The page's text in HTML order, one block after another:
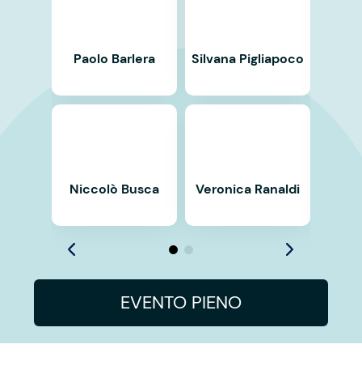
Paolo Barlera
Niccolò Busca
Silvana Pigliapoco
Veronica Ranaldi
EVENTO PIENO